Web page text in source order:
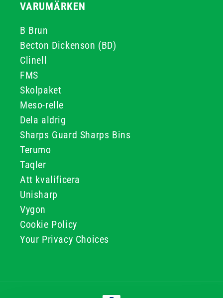
VARUMÄRKEN
B Brun
Becton Dickenson (BD)
Clinell
FMS
Skolpaket
Meso-relle
Dela aldrig
Sharps Guard Sharps Bins
Terumo
Taqler
Att kvalificera
Unisharp
Vygon
Cookie Policy
Your Privacy Choices
Betalningsmetoder